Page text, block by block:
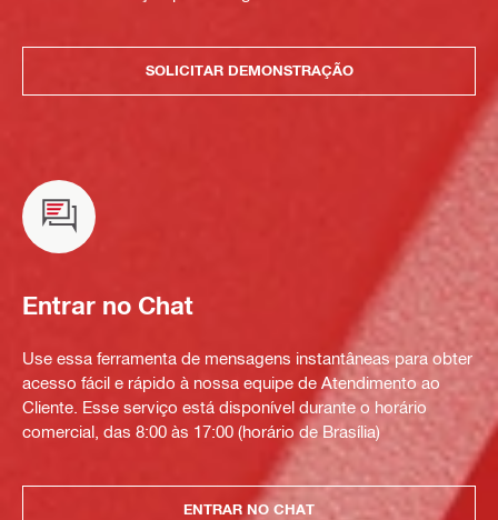
SOLICITAR DEMONSTRAÇÃO
Entrar no Chat
Use essa ferramenta de mensagens instantâneas para obter
acesso fácil e rápido à nossa equipe de Atendimento ao
Cliente. Esse serviço está disponível durante o horário
comercial, das 8:00 às 17:00 (horário de Brasília)
ENTRAR NO CHAT